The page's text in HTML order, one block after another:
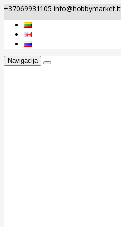
+37069931105 info@hobbymarket.lt
Navigacija